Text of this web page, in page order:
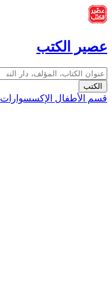
عصير الكتب
الكتب
قسم الأطفال الإكسسوارات